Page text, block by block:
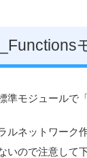
準モジュールで
ルネットワーク
いので注意して下